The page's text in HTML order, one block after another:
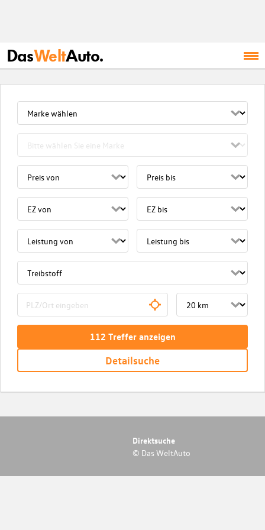
DasWeltAuto.
Detailsuche
112 Treffer anzeigen
Direktsuche
© Das WeltAuto